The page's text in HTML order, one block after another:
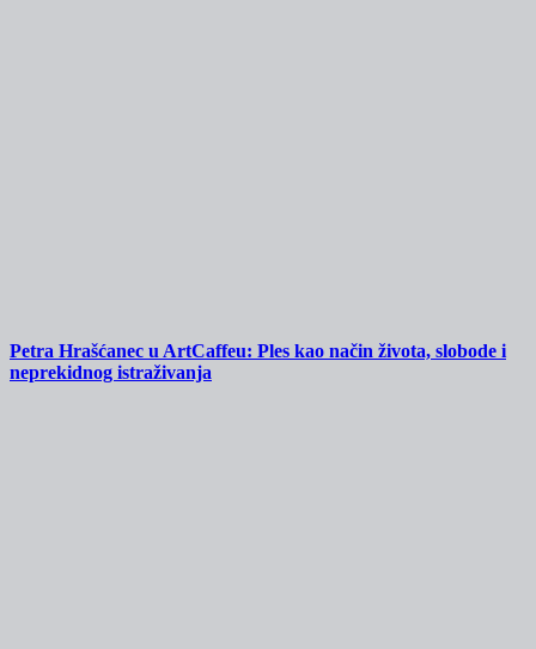
Petra Hrašćanec u ArtCaffeu: Ples kao način života, slobode i
neprekidnog istraživanja